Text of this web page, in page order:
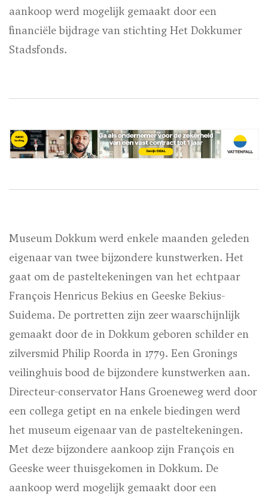
aankoop werd mogelijk gemaakt door een
financiële bijdrage van stichting Het Dokkumer
Stadsfonds.
Museum Dokkum werd enkele maanden geleden
eigenaar van twee bijzondere kunstwerken. Het
gaat om de pasteltekeningen van het echtpaar
François Henricus Bekius en Geeske Bekius-
Suidema. De portretten zijn zeer waarschijnlijk
gemaakt door de in Dokkum geboren schilder en
zilversmid Philip Roorda in 1779. Een Gronings
veilinghuis bood de bijzondere kunstwerken aan.
Directeur-conservator Hans Groeneweg werd door
een collega getipt en na enkele biedingen werd
het museum eigenaar van de pasteltekeningen.
Met deze bijzondere aankoop zijn François en
Geeske weer thuisgekomen in Dokkum. De
aankoop werd mogelijk gemaakt door een